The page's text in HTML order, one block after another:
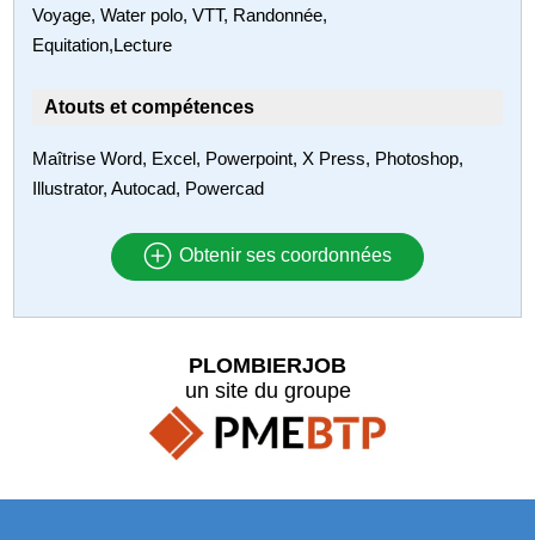
Voyage, Water polo, VTT, Randonnée,
Equitation,Lecture
Atouts et compétences
Maîtrise Word, Excel, Powerpoint, X Press, Photoshop,
Illustrator, Autocad, Powercad
Obtenir ses coordonnées
PLOMBIERJOB
un site du groupe